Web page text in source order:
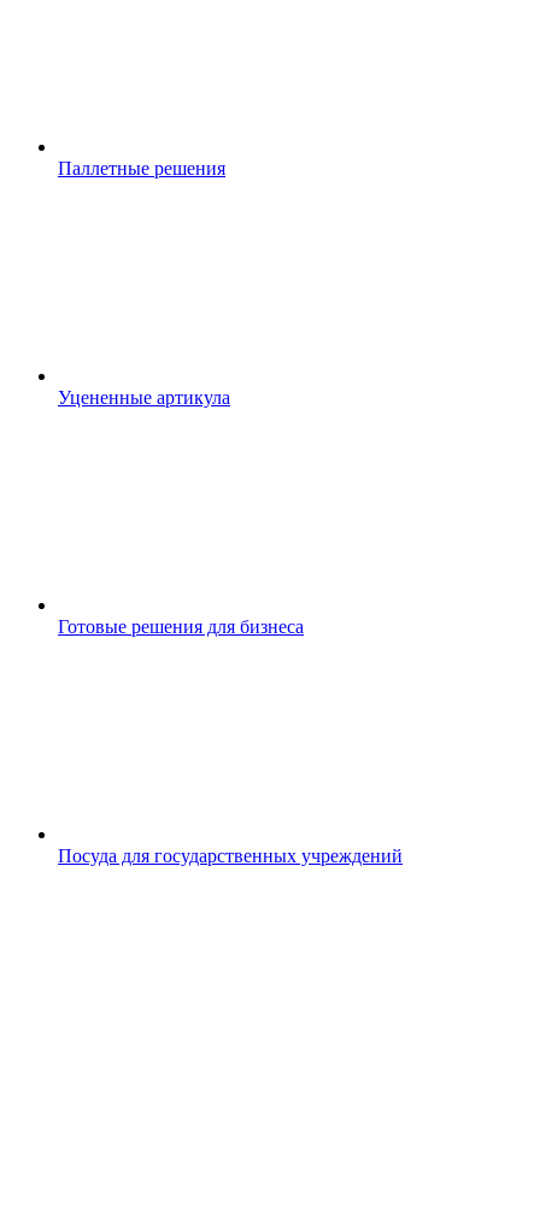
Паллетные решения
Уцененные артикула
Готовые решения для бизнеса
Посуда для государственных учреждений